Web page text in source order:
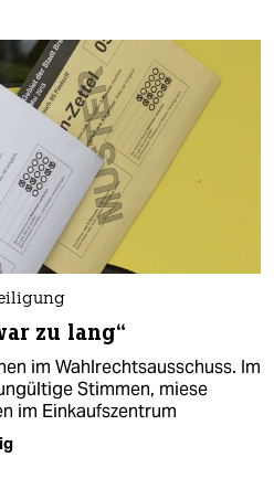
zu lang“
im Wahlrechtsausschuss. Im
Stimmen, miese
im Einkaufszentrum